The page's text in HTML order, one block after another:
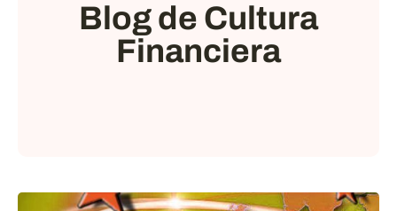
Blog de Cultura
Financiera